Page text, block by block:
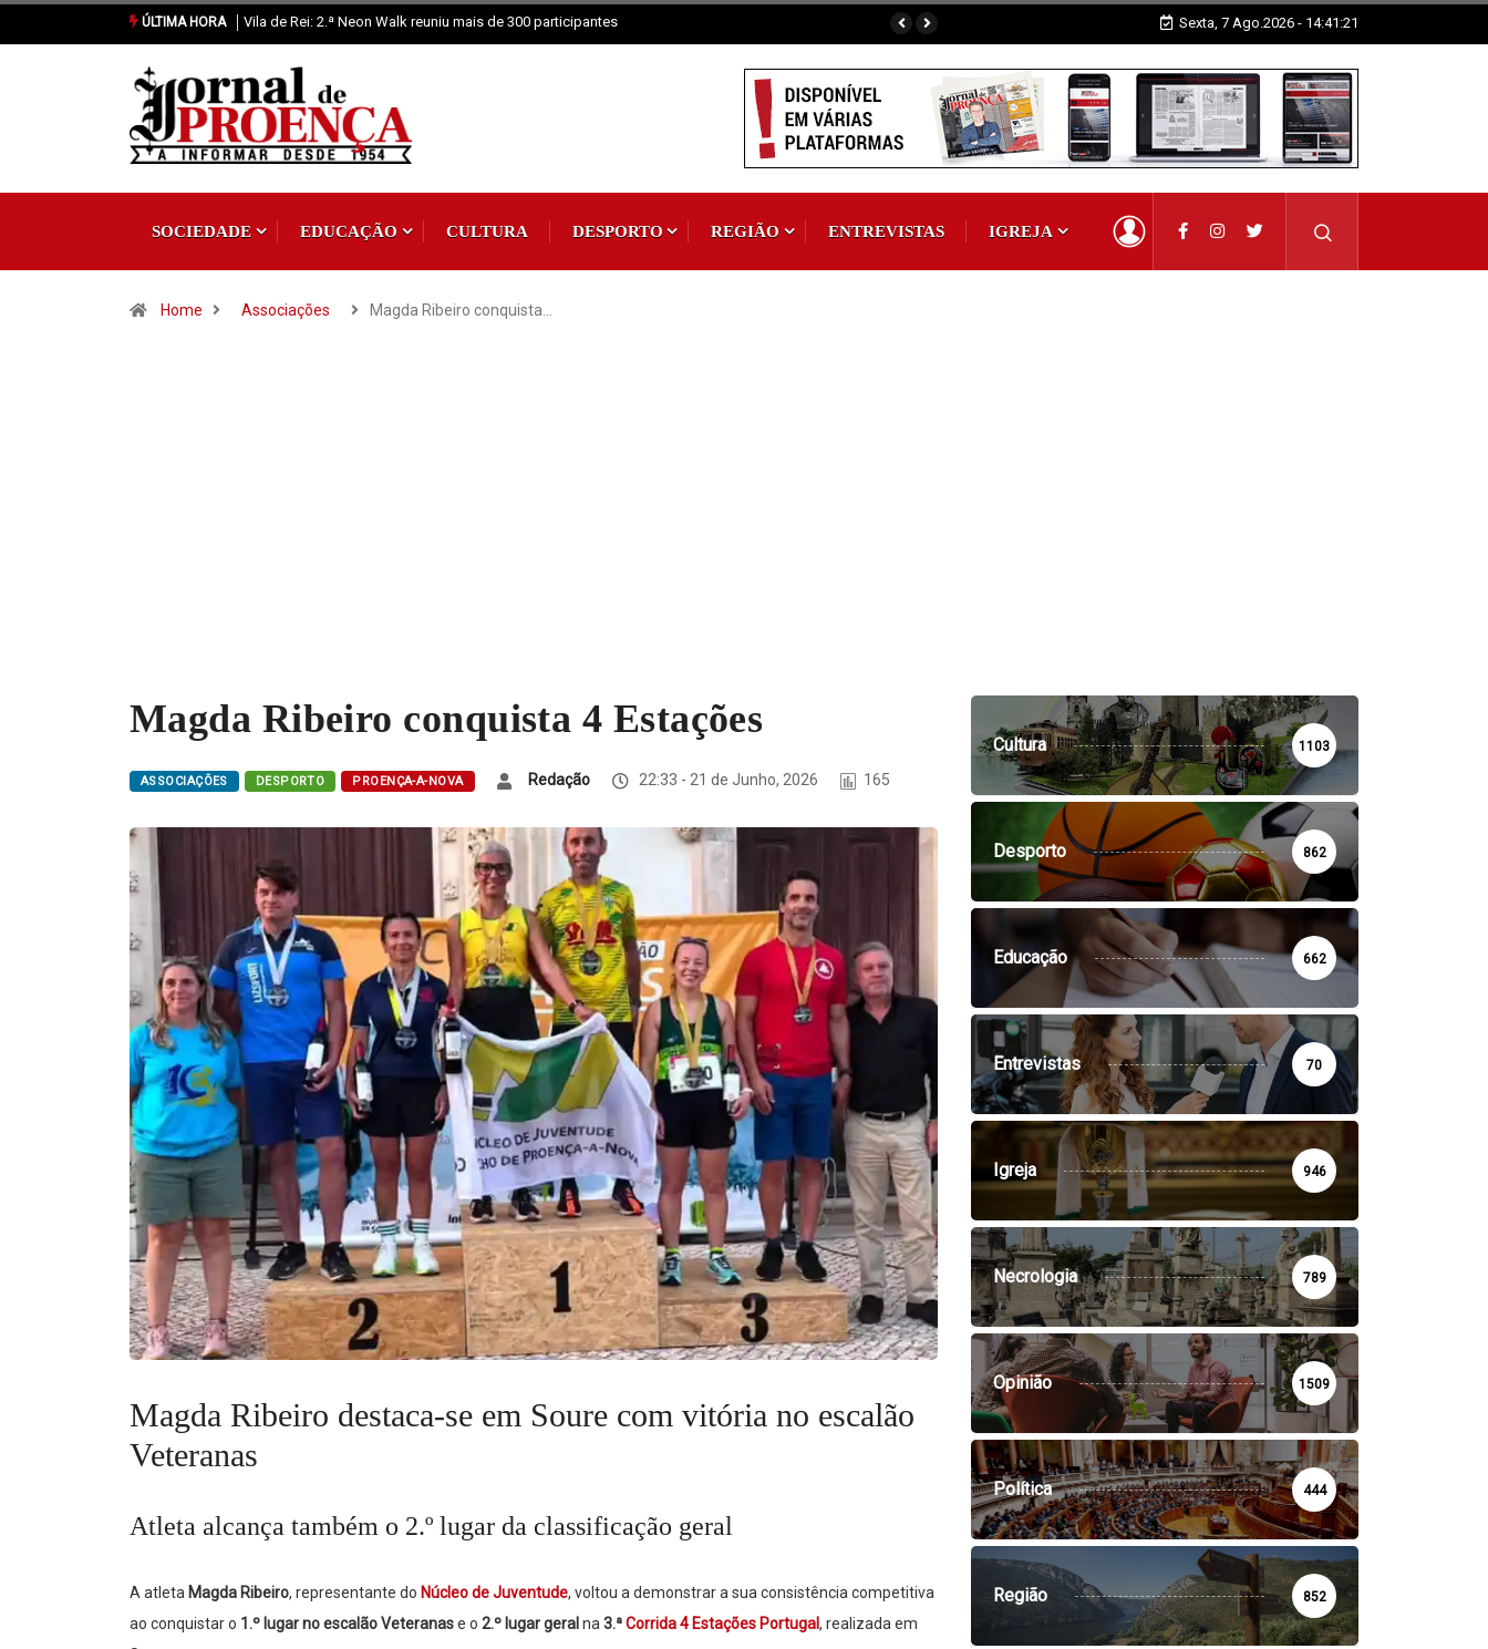
ÚLTIMA HORA Vila de Rei monitoriza gás radão Sexta, 7 Ago.2026 - 14:41:23
SOCIEDADE EDUCAÇÃO CULTURA DESPORTO REGIÃO ENTREVISTAS IGREJA
Home Associações Magda Ribeiro conquista…
Magda Ribeiro conquista 4 Estações
ASSOCIAÇÕES DESPORTO PROENÇA-A-NOVA Redação 22:33 - 21 de Junho, 2026 165
Magda Ribeiro destaca‑se em Soure com vitória no escalão
Veteranas
Atleta alcança também o 2.º lugar da classificação geral
A atleta Magda Ribeiro, representante do Núcleo de Juventude, voltou a demonstrar a sua consistência competitiva
ao conquistar o 1.º lugar no escalão Veteranase o 2.º lugar geral na 3.ªCorrida 4 Estações Portugal, realizada em
Cultura 1103
Desporto 862
Educação 662
Entrevistas 70
Igreja 946
Necrologia 789
Opinião 1509
Política 444
Região 852